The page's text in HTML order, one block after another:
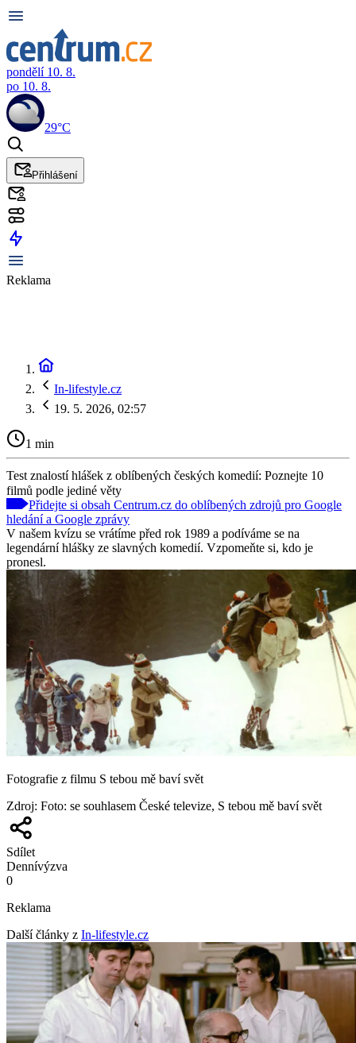
pondělí 10. 8.
po 10. 8.
29°C
Přihlášení
Reklama
In-lifestyle.cz
19. 5. 2026, 02:57
1 min
Test znalostí hlášek z oblíbených českých komedií: Poznejte 10
filmů podle jediné věty
Přidejte si obsah Centrum.cz do oblíbených zdrojů pro Google
hledání a Google zprávy
V našem kvízu se vrátíme před rok 1989 a podíváme se na
legendární hlášky ze slavných komedií. Vzpomeňte si, kdo je
pronesl.
Fotografie z filmu S tebou mě baví svět
Zdroj: Foto: se souhlasem České televize, S tebou mě baví svět
Sdílet
Dennívýzva
0
Reklama
Další články z In-lifestyle.cz